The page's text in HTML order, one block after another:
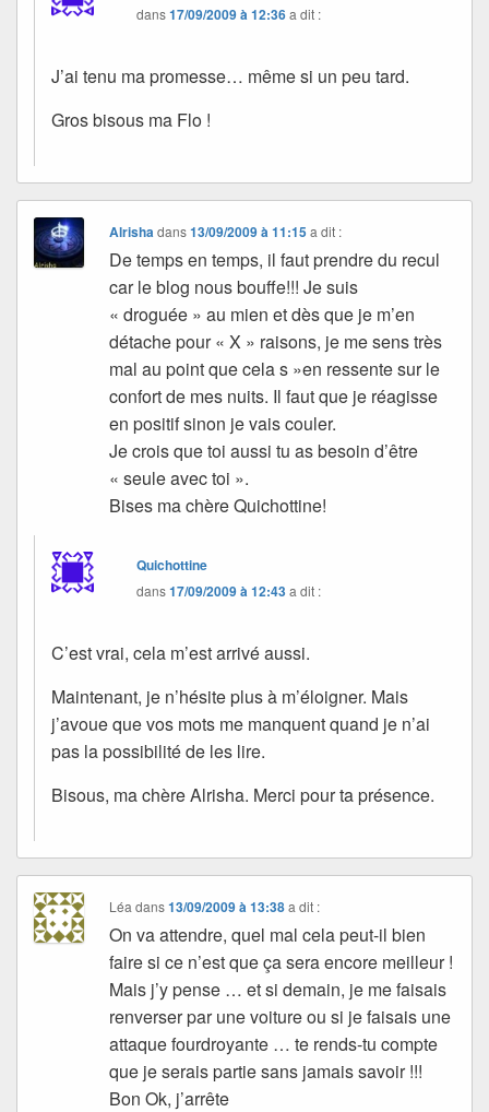
dans17/09/2009 à 12:36a dit :
J’ai tenu ma promesse… même si un peu tard.
Gros bisous ma Flo !
Alrishadans13/09/2009 à 11:15 a dit :
De temps en temps, il faut prendre du recul
car le blog nous bouffe!!! Je suis
« droguée » au mien et dès que je m’en
détache pour « X » raisons, je me sens très
mal au point que cela s »en ressente sur le
confort de mes nuits. Il faut que je réagisse
en positif sinon je vais couler.
Je crois que toi aussi tu as besoin d’être
« seule avec toi ».
Bises ma chère Quichottine!
Quichottine
dans17/09/2009 à 12:43a dit :
C’est vrai, cela m’est arrivé aussi.
Maintenant, je n’hésite plus à m’éloigner. Mais
j’avoue que vos mots me manquent quand je n’ai
pas la possibilité de les lire.
Bisous, ma chère Alrisha. Merci pour ta présence.
Léa dans13/09/2009 à 13:38 a dit :
On va attendre, quel mal cela peut-il bien
faire si ce n’est que ça sera encore meilleur !
Mais j’y pense … et si demain, je me faisais
renverser par une voiture ou si je faisais une
attaque fourdroyante … te rends-tu compte
que je serais partie sans jamais savoir !!!
Bon Ok, j’arrête